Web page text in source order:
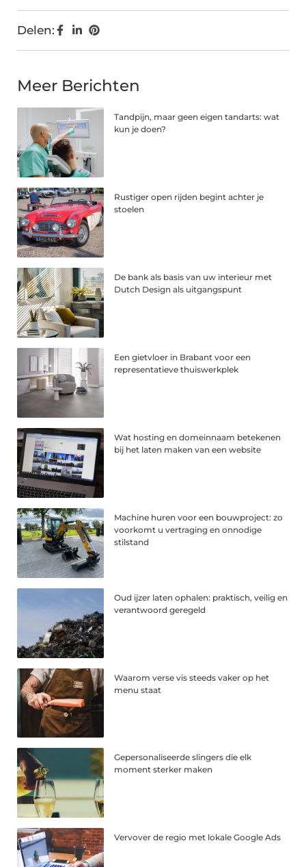
Delen:
Meer Berichten
Tandpijn, maar geen eigen tandarts: wat
kun je doen?
Rustiger open rijden begint achter je
stoelen
De bank als basis van uw interieur met
Dutch Design als uitgangspunt
Een gietvloer in Brabant voor een
representatieve thuiswerkplek
Wat hosting en domeinnaam betekenen
bij het laten maken van een website
Machine huren voor een bouwproject: zo
voorkomt u vertraging en onnodige
stilstand
Oud ijzer laten ophalen: praktisch, veilig en
verantwoord geregeld
Waarom verse vis steeds vaker op het
menu staat
Gepersonaliseerde slingers die elk
moment sterker maken
Vervover de regio met lokale Google Ads